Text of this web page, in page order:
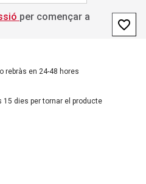
per començar a
favorite_border
rebràs en 24-48 hores
15 dies per tornar el producte